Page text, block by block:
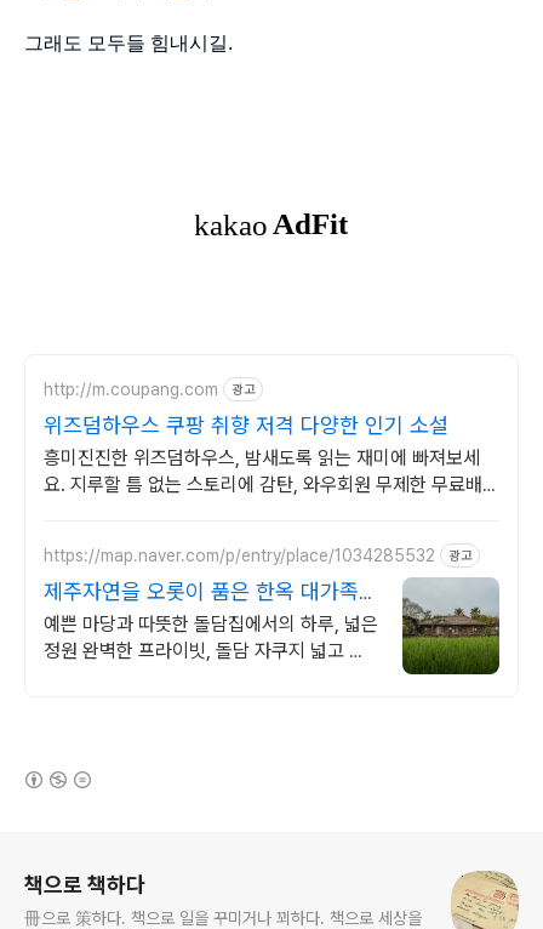
그래도 모두들 힘내시길.
http://m.coupang.com 광고
위즈덤하우스 쿠팡 취향 저격 다양한 인기 소설
흥미진진한 위즈덤하우스, 밤새도록 읽는 재미에 빠져보세
요. 지루할 틈 없는 스토리에 감탄, 와우회원 무제한 무료배송
https://map.naver.com/p/entry/place/1034285532 광고
제주자연을 오롯이 품은 한옥 대가족형
감성돌집 8인까지
예쁜 마당과 따뜻한 돌담집에서의 하루, 넓은
정원 완벽한 프라이빗, 돌담 자쿠지 넓고 탁
책으로 책하다
冊으로 策하다. 책으로 일을 꾸미거나 꾀하다. 책으로 세상을